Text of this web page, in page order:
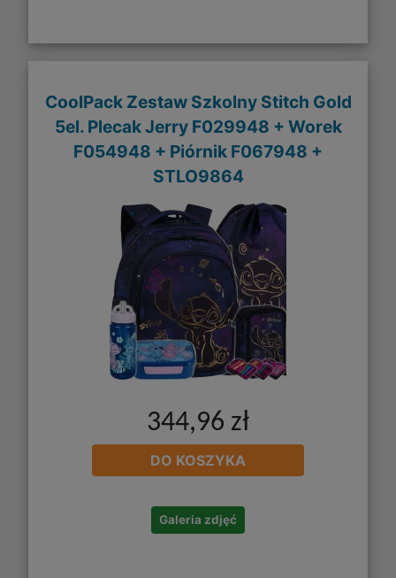
CoolPack Zestaw Szkolny Stitch Gold
5el. Plecak Jerry F029948 + Worek
F054948 + Piórnik F067948 +
STLO9864
344,96 zł
DO KOSZYKA
Galeria zdjęć